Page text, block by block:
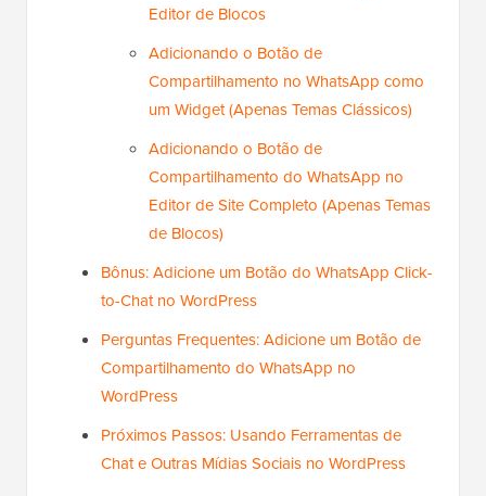
Editor de Blocos
Adicionando o Botão de
Compartilhamento no WhatsApp como
um Widget (Apenas Temas Clássicos)
Adicionando o Botão de
Compartilhamento do WhatsApp no
Editor de Site Completo (Apenas Temas
de Blocos)
Bônus: Adicione um Botão do WhatsApp Click-
to-Chat no WordPress
Perguntas Frequentes: Adicione um Botão de
Compartilhamento do WhatsApp no
WordPress
Próximos Passos: Usando Ferramentas de
Chat e Outras Mídias Sociais no WordPress